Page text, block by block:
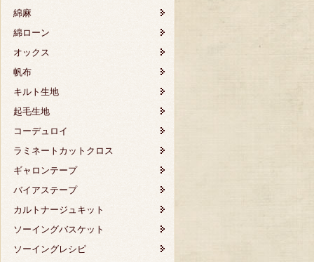
綿麻
綿ローン
オックス
帆布
キルト生地
起毛生地
コーデュロイ
ラミネートカットクロス
ギャロンテープ
バイアステープ
カルトナージュキット
ソーイングバスケット
ソーイングレシピ